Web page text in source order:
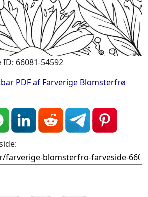
66081-54592
PDF af Farverige Blomsterfrø